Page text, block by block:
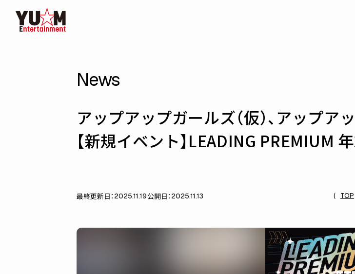
News
アップアップガールズ（仮）、アップア
【新規イベント】LEADING PREMIUM
最終更新日： 2025.11.19公開日： 2025.11.13 TOP